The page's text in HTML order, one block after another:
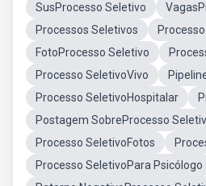
SusProcesso Seletivo
Processos Seletivos
FotoProcesso Seletivo
Processo SeletivoVivo
Processo SeletivoHospitalar
Postagem SobreProcesso
Processo SeletivoFotos
Processo SeletivoPara Psicólogo